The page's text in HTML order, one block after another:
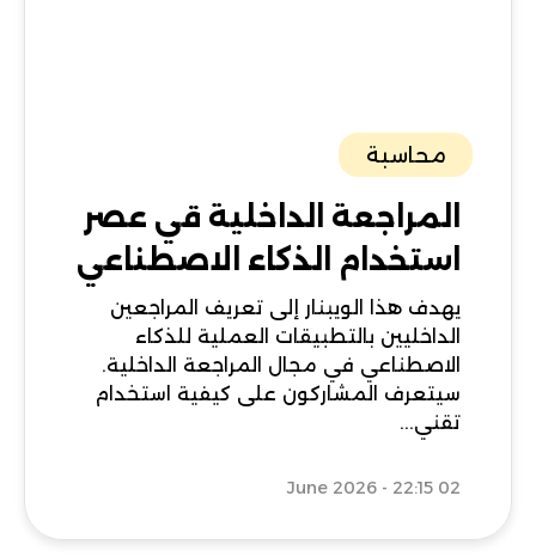
محاسبة
المراجعة الداخلية قي عصر
استخدام الذكاء الاصطناعي
يهدف هذا الويبنار إلى تعريف المراجعين
الداخليين بالتطبيقات العملية للذكاء
الاصطناعي في مجال المراجعة الداخلية.
سيتعرف المشاركون على كيفية استخدام
تقني...
02 June 2026 - 22:15